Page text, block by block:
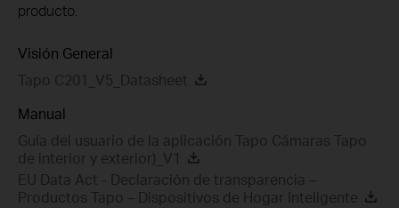
producto.
Visión General
Tapo C201_V5_Datasheet
Manual
Guía del usuario de la aplicación Tapo Cámaras Tapo
de interior y exterior)_V1
EU Data Act - Declaración de transparencia –
Productos Tapo – Dispositivos de Hogar Inteligente